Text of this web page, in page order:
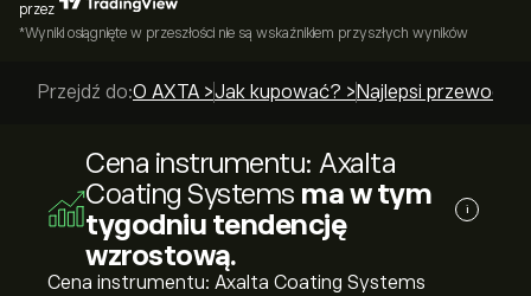
przez
*Wyniki osiągnięte w przeszłości nie są wskaźnikiem przyszłych wyników
Przejdź do:O AXTA >Jak kupować? > Najlepsi
Cena instrumentu: Axalta
Coating Systems ma w tym
tygodniu tendencję
wzrostową.
i
Cena instrumentu: Axalta Coating Systems